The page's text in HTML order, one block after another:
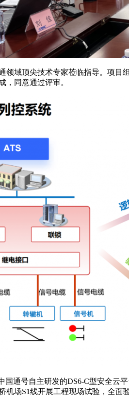
领域顶尖技术专家莅临指导。项
，同意通过评审。
通号自主研发的DS6-C型安全云
机场S1线开展工程现场试验，全